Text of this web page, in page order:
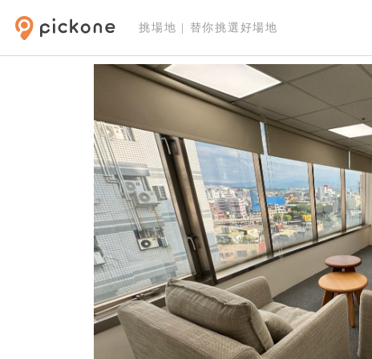
挑場地 | 替你挑選好場地